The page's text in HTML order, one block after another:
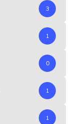
3
1
0
1
1